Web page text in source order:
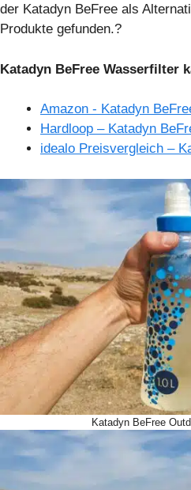
der Katadyn BeFree als
Produkte gefunden.?
Katadyn BeFree Wasserfilter
Amazon - Katadyn
Hardloop – Katadyn
idealo Preisvergleich –
Katadyn BeFree